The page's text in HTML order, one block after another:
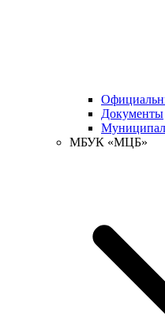
Документы
МБУК «МЦБ»